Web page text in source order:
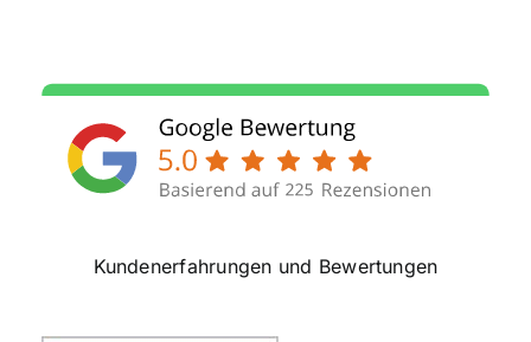
Kundenerfahrungen und Bewertungen